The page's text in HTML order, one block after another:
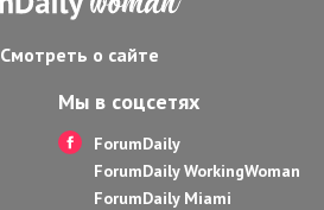
Смотреть о сайте
Мы в соцсетях
ForumDaily
ForumDaily WorkingWoman
ForumDaily Miami